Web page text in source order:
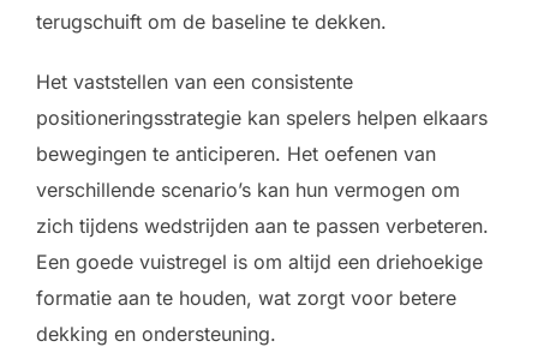
terugschuift om de baseline te dekken.
Het vaststellen van een consistente
positioneringsstrategie kan spelers helpen elkaars
bewegingen te anticiperen. Het oefenen van
verschillende scenario’s kan hun vermogen om
zich tijdens wedstrijden aan te passen verbeteren.
Een goede vuistregel is om altijd een driehoekige
formatie aan te houden, wat zorgt voor betere
dekking en ondersteuning.